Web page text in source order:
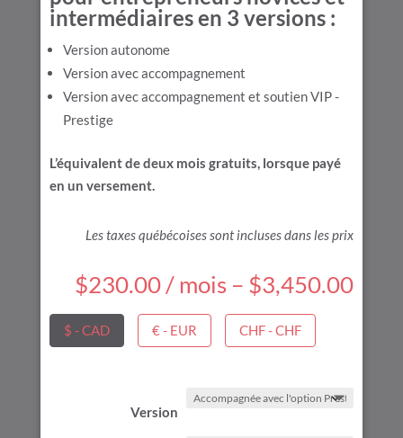
intermédiaires en 3 versions :
Version autonome
Version avec accompagnement
Version avec accompagnement et soutien VIP -
Prestige
L’équivalent de deux mois gratuits, lorsque payé
en un versement.
Les taxes québécoises sont incluses dans les prix
$230.00/ mois – $3,450.00
$ - CAD € - EUR CHF - CHF
Version